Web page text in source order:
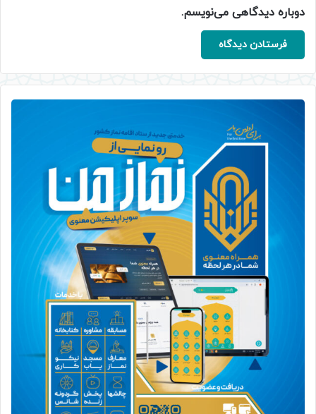
دوباره دیدگاهی می‌نویسم.